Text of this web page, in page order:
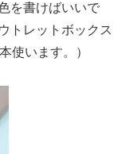
を書けばいいで
トレットボックス
使います。）